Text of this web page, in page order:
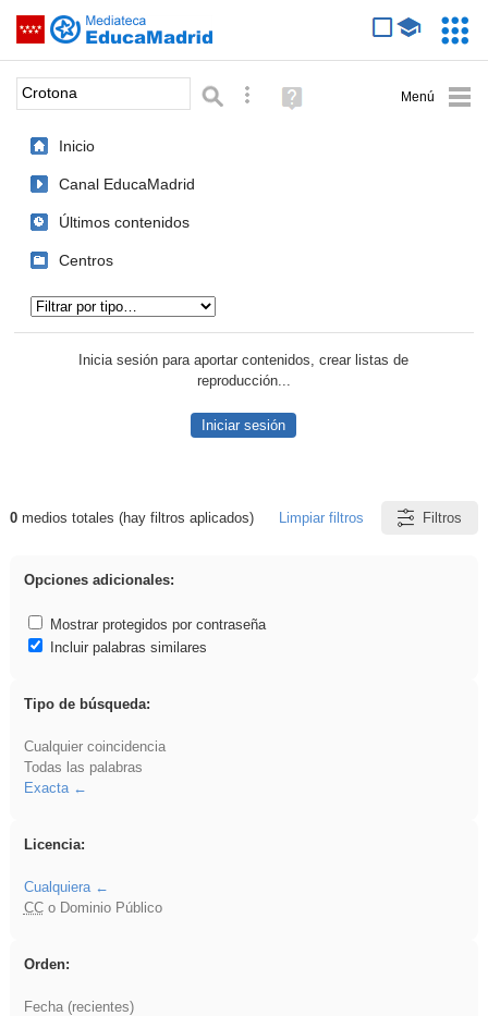
Saltar navegación
Palabra o frase: Búsqueda avanzada
Ayuda
(en
Inicio
Canal EducaMadrid
Últimos contenidos
Centros
Inicia sesión para aportar contenidos, crear listas de
reproducción...
Iniciar sesión
Resultados de: Crotona
0medios totales (hay filtros aplicados) Limpiar filtros Filtros
Opciones adicionales:
Mostrar protegidos por contraseña
Incluir palabras similares
Tipo de búsqueda:
Cualquier coincidencia
Todas las palabras
Exacta
Licencia:
Cualquiera
CCo Dominio Público
Orden:
Fecha (recientes)